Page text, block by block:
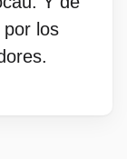
por los